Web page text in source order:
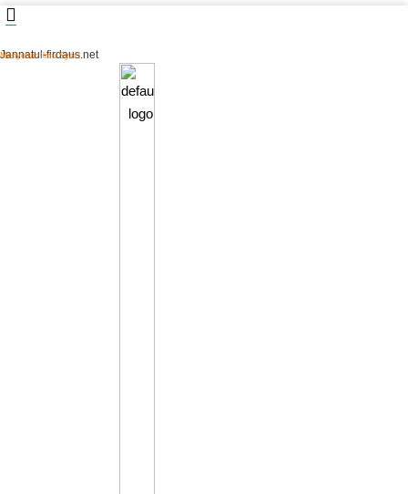
Jannatul-firdaus.net
Menyebar Ilmu Syar’i